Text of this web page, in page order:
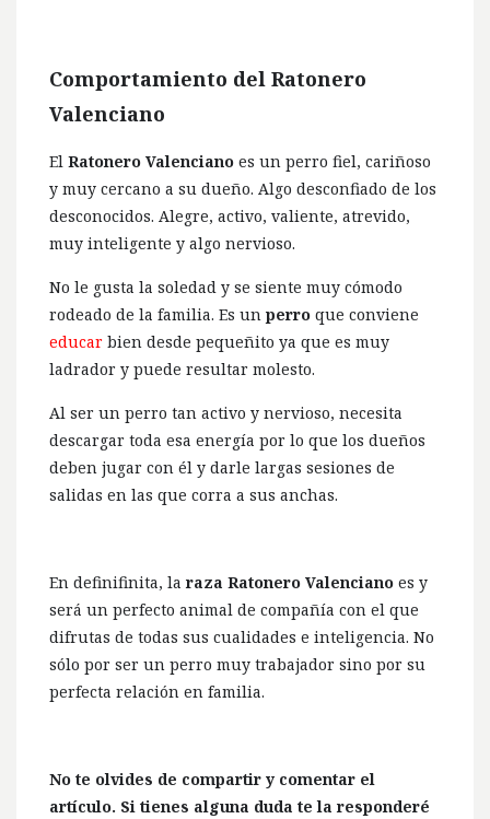
Comportamiento del Ratonero
Valenciano
El Ratonero Valenciano es un perro fiel, cariñoso
y muy cercano a su dueño. Algo desconfiado de los
desconocidos. Alegre, activo, valiente, atrevido,
muy inteligente y algo nervioso.
No le gusta la soledad y se siente muy cómodo
rodeado de la familia. Es un perro que conviene
educar bien desde pequeñito ya que es muy
ladrador y puede resultar molesto.
Al ser un perro tan activo y nervioso, necesita
descargar toda esa energía por lo que los dueños
deben jugar con él y darle largas sesiones de
salidas en las que corra a sus anchas.
En definifinita, la raza Ratonero Valenciano es y
será un perfecto animal de compañía con el que
difrutas de todas sus cualidades e inteligencia. No
sólo por ser un perro muy trabajador sino por su
perfecta relación en familia.
No te olvides de compartir y comentar el
artículo. Si tienes alguna duda te la responderé